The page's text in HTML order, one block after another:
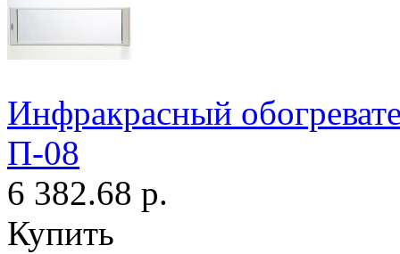
Инфракрасный
П-08
6 382.68 р.
Купить